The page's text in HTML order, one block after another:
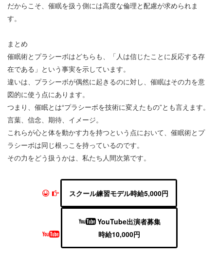
だからこそ、催眠を扱う側には高度な倫理と配慮が求められま
す。
まとめ
催眠術とプラシーボはどちらも、「人は信じたことに反応する存
在である」という事実を示しています。
違いは、プラシーボが偶然に起きるのに対し、催眠はその力を意
図的に使う点にあります。
つまり、催眠とは“プラシーボを技術に変えたもの”とも言えます。
言葉、信念、期待、イメージ。
これらが心と体を動かす力を持つという点において、催眠術とプ
ラシーボは同じ根っこを持っているのです。
その力をどう扱うかは、私たち人間次第です。
スクール練習モデル時給5,000円
YouTube出演者募集
時給10,000円